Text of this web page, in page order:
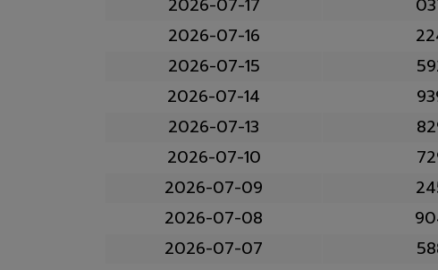
2026-07-17
2026-07-16
2026-07-15
2026-07-14
2026-07-13
2026-07-10
2026-07-09
2026-07-08
2026-07-07